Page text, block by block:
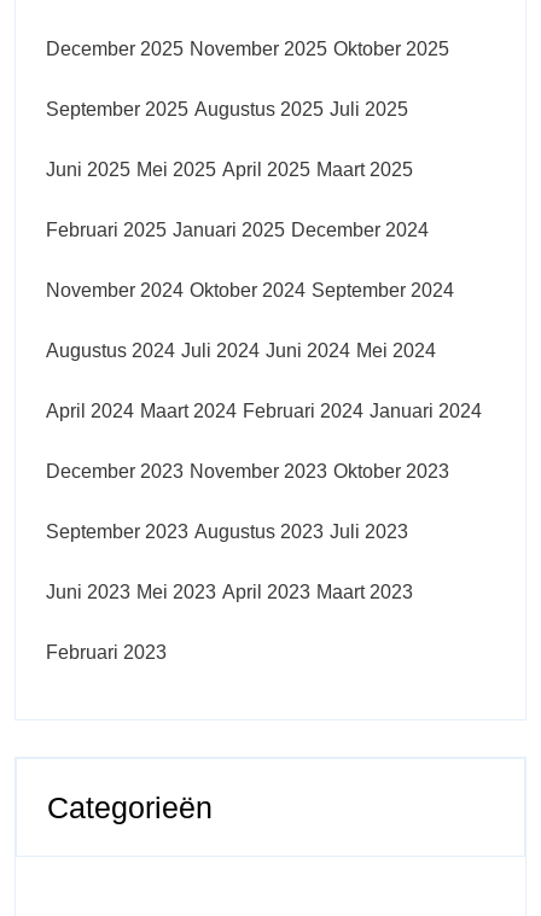
December 2025 November 2025 Oktober 2025
September 2025 Augustus 2025 Juli 2025
Juni 2025 Mei 2025 April 2025 Maart 2025
Februari 2025 Januari 2025 December 2024
November 2024 Oktober 2024 September 2024
Augustus 2024 Juli 2024 Juni 2024 Mei 2024
April 2024 Maart 2024 Februari 2024 Januari 2024
December 2023 November 2023 Oktober 2023
September 2023 Augustus 2023 Juli 2023
Juni 2023 Mei 2023 April 2023 Maart 2023
Februari 2023
Categorieën